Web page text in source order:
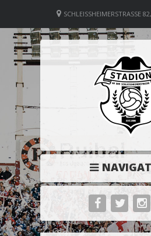
SCHLEISSHEIMERSTRASSE